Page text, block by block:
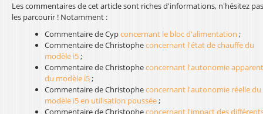
Les commentaires de cet article sont riches d'informations, n'hésitez
les parcourir ! Notamment :
Commentaire de Cypconcernant le bloc d'alimentation ;
Commentaire de Christopheconcernant l'état de chauffe du
modèle i5;
Commentaire de Christopheconcernant l'autonomie
du modèle i5;
Commentaire de Christopheconcernant l'autonomie réelle du
modèle i5 en utilisation poussée;
Commentaire de Christopheconcernant l'impact des